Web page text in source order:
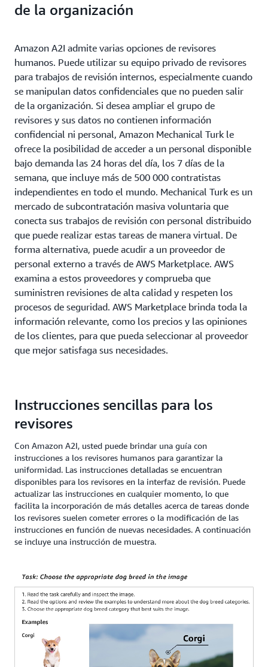
de la organización
Amazon A2I admite varias opciones de revisores
humanos. Puede utilizar su equipo privado de revisores
para trabajos de revisión internos, especialmente cuando
se manipulan datos confidenciales que no pueden salir
de la organización. Si desea ampliar el grupo de
revisores y sus datos no contienen información
confidencial ni personal, Amazon Mechanical Turk le
ofrece la posibilidad de acceder a un personal disponible
bajo demanda las 24 horas del día, los 7 días de la
semana, que incluye más de 500 000 contratistas
independientes en todo el mundo. Mechanical Turk es un
mercado de subcontratación masiva voluntaria que
conecta sus trabajos de revisión con personal distribuido
que puede realizar estas tareas de manera virtual. De
forma alternativa, puede acudir a un proveedor de
personal externo a través de AWS Marketplace. AWS
examina a estos proveedores y comprueba que
suministren revisiones de alta calidad y respeten los
procesos de seguridad. AWS Marketplace brinda toda la
información relevante, como los precios y las opiniones
de los clientes, para que pueda seleccionar al proveedor
que mejor satisfaga sus necesidades.
Instrucciones sencillas para los
revisores
Con Amazon A2I, usted puede brindar una guía con
instrucciones a los revisores humanos para garantizar la
uniformidad. Las instrucciones detalladas se encuentran
disponibles para los revisores en la interfaz de revisión. Puede
actualizar las instrucciones en cualquier momento, lo que
facilita la incorporación de más detalles acerca de tareas donde
los revisores suelen cometer errores o la modificación de las
instrucciones en función de nuevas necesidades. A continuación
se incluye una instrucción de muestra.